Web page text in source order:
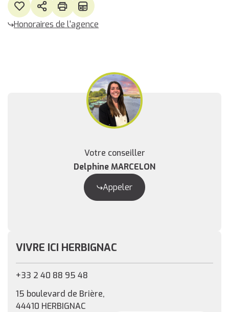
Honoraires de l'agence
Votre conseiller
Delphine MARCELON
Appeler
VIVRE ICI HERBIGNAC
+33 2 40 88 95 48
15 boulevard de Brière,
44410 HERBIGNAC